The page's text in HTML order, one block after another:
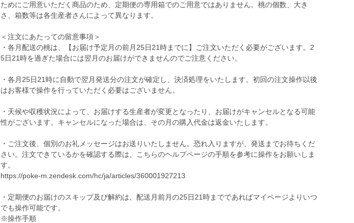
ためにご用意いただく商品のため、定期便の専用箱でのご用意ではありません。桃の個数、大き
さ、箱数等は各生産者さんによって異なります。
＜注文にあたっての留意事項＞
・各月配送の桃は、【お届け予定月の前月25日21時までに】ご注文いただく必要がございます。2
5日21時を過ぎた場合には翌月のお届けができませんのでご注意ください。
・各月25日21時に自動で翌月発送分の注文が確定し、決済処理をいたします。初回の注文操作以後
はお客様で操作を行っていただく必要はございません。
・天候や収穫状況によって、お届けする生産者が変更となったり、お届けがキャンセルとなる可能
性がございます。キャンセルになった場合は、その月の購入代金は返金いたします。
・ご注文後、個別のお礼メッセージはお送りいたしません。恐れ入りますが、発送までお待ちくだ
さい。注文できているかを確認する際は、こちらのヘルプページの手順を参考に操作をお願いしま
す。
https://poke-m.zendesk.com/hc/ja/articles/360001927213
・定期便のお届けのスキップ及び解約は、配送月前月の25日21時までであればマイページよりいつ
でも操作可能です。
※操作手順